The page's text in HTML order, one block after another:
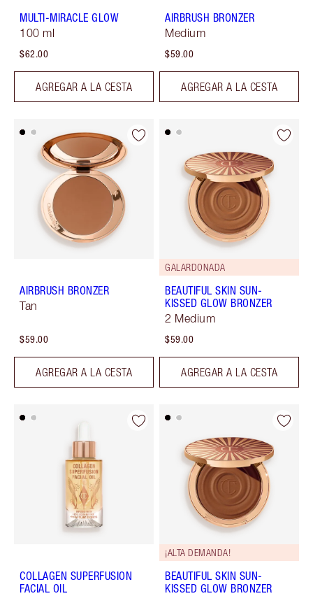
MULTI-MIRACLE GLOW
100 ml
$62.00
AGREGAR A LA CESTA
AIRBRUSH BRONZER
Medium
$59.00
AGREGAR A LA CESTA
AIRBRUSH BRONZER
Tan
$59.00
AGREGAR A LA CESTA
GALARDONADA
BEAUTIFUL SKIN SUN-
KISSED GLOW BRONZER
2 Medium
$59.00
AGREGAR A LA CESTA
COLLAGEN SUPERFUSION
FACIAL OIL
¡ALTA DEMANDA!
BEAUTIFUL SKIN SUN-
KISSED GLOW BRONZER